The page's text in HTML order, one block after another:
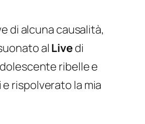
di alcuna causalità,
alLivedi
ribelle e
rispolverato la mia